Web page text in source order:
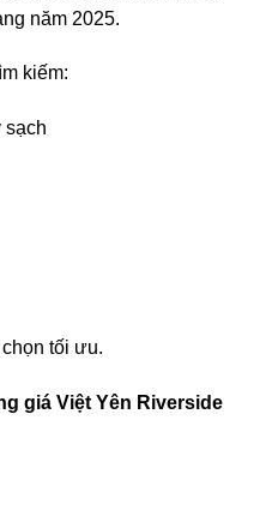
năm 2025.
kiếm:
sạch
tối ưu.
giá Việt Yên Riverside